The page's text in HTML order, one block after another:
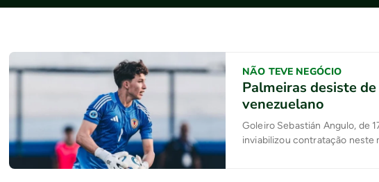
NÃO TEVE NEGÓCIO
Palmeiras desiste
venezuelano
Goleiro Sebastián Angulo, de
inviabilizou contratação neste